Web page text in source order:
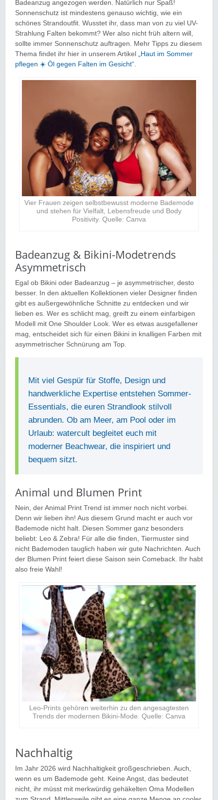
Badeanzug angezogen werden. Natürlich nur Spaß!
Sonnenschutz ist mindestens genauso wichtig, wie ein
schönes Strandoutfit. Wusstet ihr, dass man von zu viel UV-
Strahlung Falten bekommt? Wer also nicht früh altern will,
sollte immer Sonnenschutz auftragen. Mehr Tipps zu diesem
Thema findet ihr hier in unserem Artikel „Haut im Sommer
pflegen ☀️ Öl gegen Falten im Gesicht“.
Vier Frauen zeigen selbstbewusst moderne Bademode
und stehen für Vielfalt, Lebensfreude und Body
Positivity. Quelle: Canva
Badeanzug & Bikini-Modetrends
Asymmetrisch
Egal ob Bikini oder Badeanzug – je asymmetrischer, desto
besser. In den aktuellen Kollektionen vieler Designer finden
gibt es außergewöhnliche Schnitte zu entdecken und wir
lieben es. Wer es schlicht mag, greift zu einem einfarbigen
Modell mit One Shoulder Look. Wer es etwas ausgefallener
mag, entscheidet sich für einen Bikini in knalligen Farben mit
asymmetrischer Schnürung am Top.
Mit viel Gespür für Stoffe, Design und
handwerkliche Expertise entstehen Sommer-
Essentials, die euren Strandlook stilvoll
abrunden. Ob am Meer, am Pool oder im
Urlaub: watercult begleitet euch mit
moderner Beachwear, die inspiriert und
bequem sitzt.
Animal und Blumen Print
Nein, der Animal Print Trend ist immer noch nicht vorbei.
Denn wir lieben ihn! Aus diesem Grund macht er auch vor
Bademode nicht halt. Diesen Sommer ganz besonders
beliebt: Leo & Zebra! Für alle die finden, Tiermuster sind
nicht Bademoden tauglich haben wir gute Nachrichten. Auch
der Blumen Print feiert diese Saison sein Comeback. Ihr habt
also freie Wahl!
Leo-Prints gehören weiterhin zu den angesagtesten
Trends der modernen Bikini-Mode. Quelle: Canva
Nachhaltig
Im Jahr 2026 wird Nachhaltigkeit großgeschrieben. Auch,
wenn es um Bademode geht. Keine Angst, das bedeutet
nicht, ihr müsst mit merkwürdig gehäkelten Oma Modellen